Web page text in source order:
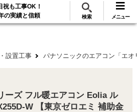
万件! 無料見積
祝も工事OK！
の実績と信頼
検索 メニュー
設置工事 パナソニックのエアコン「エオ
ーズ フル暖エアコン Eolia ル
W 【東京ゼロエミ 補助金